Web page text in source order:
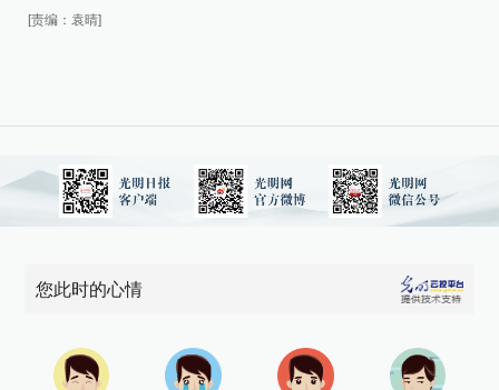
[责编：袁晴]
您此时的心情